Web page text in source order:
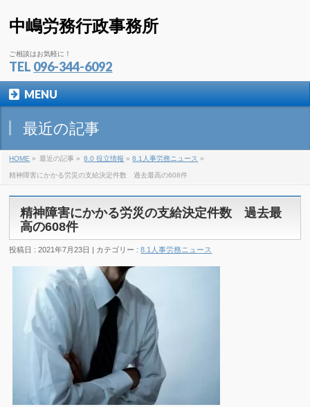
中嶋労務行政事務所
ご相談はお気軽に！
TEL 096-344-6092
MENU
最近の記事
HOME » 最近の記事 » 8.0 役立情報 »8.1人事労務ニュース »
精神障害にかかる労災の支給決定件数 過去最高の608件
精神障害にかかる労災の支給決定件数 過去最
高の608件
投稿日 : 2021年7月23日 | カテゴリー :8.1人事労務ニュース